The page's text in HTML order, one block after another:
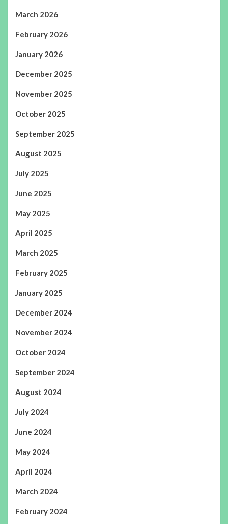
March 2026
February 2026
January 2026
December 2025
November 2025
October 2025
September 2025
August 2025
July 2025
June 2025
May 2025
April 2025
March 2025
February 2025
January 2025
December 2024
November 2024
October 2024
September 2024
August 2024
July 2024
June 2024
May 2024
April 2024
March 2024
February 2024